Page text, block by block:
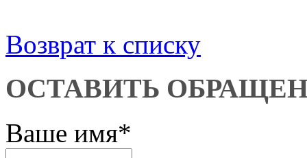
Возврат к списку
ОСТАВИТЬ
Ваше имя*